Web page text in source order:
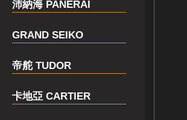
沛納海 PANERAI
GRAND SEIKO
帝舵 TUDOR
卡地亞 CARTIER